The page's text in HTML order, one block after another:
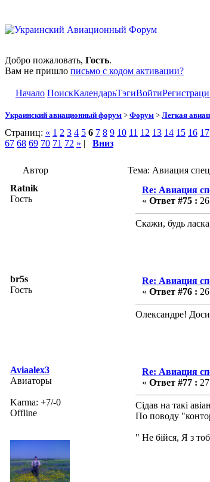
Добро пожаловать, Гость.
Вам не пришло письмо с кодом активации?
Начало ПоискКалендарьТэгиВойти
Украинский авиационный форум > Форум > Легкая
Страниц: « 1 2 3 4 5 6 7 8 9 10 11 12 13 14 15 16 17
67 68 69 70 71 72 » | Вниз
Автор
Тема: Авиация
Ratnik
Гость
Re: Авиация
« Ответ #75 :
Скажи, будь
br5s
Гость
Re: Авиация
« Ответ #76 :
Олександре!
Aviaalex3
Авиаторы
Karma: +7/-0
Offline
Re: Авиация
« Ответ #77 :
Сідав на такі
По поводу
" Не бійся, Я з